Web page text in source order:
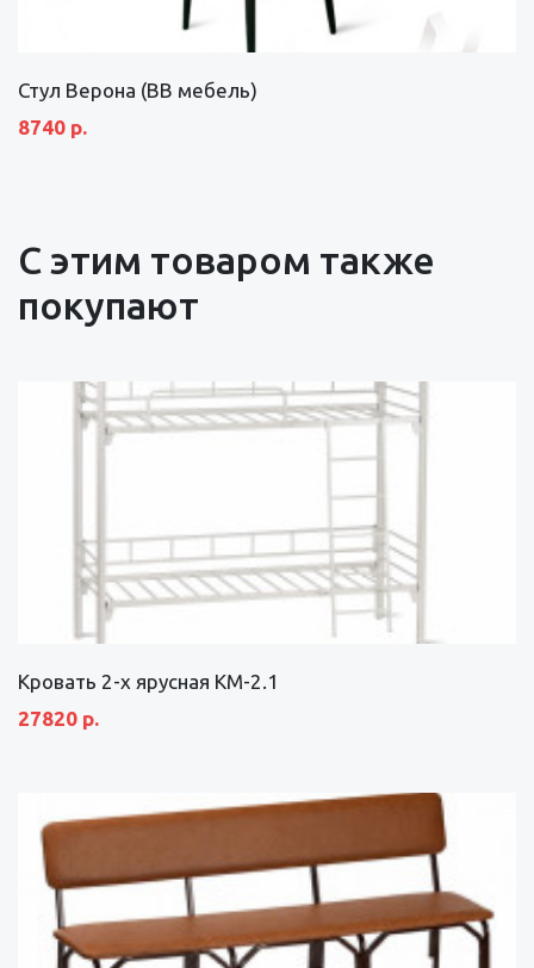
Стул Верона (ВВ мебель)
8740 р.
С этим товаром также
покупают
Кровать 2-х ярусная КМ-2.1
27820 р.